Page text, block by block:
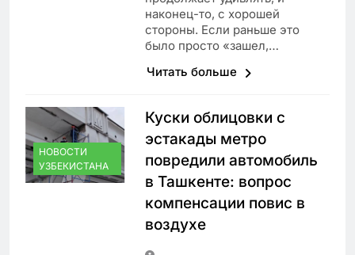
наконец-то, с хорошей
стороны. Если раньше это
было просто «зашел,…
Читать больше
НОВОСТИ
УЗБЕКИСТАНА
Куски облицовки с
эстакады метро
повредили автомобиль
в Ташкенте: вопрос
компенсации повис в
воздухе